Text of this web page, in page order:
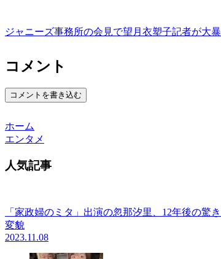
ジャニーズ事務所の会見で望月衣塑子記者が大
コメント
コメントを書き込む
ホーム
エンタメ
人気記事
「家政婦のミタ」出演の忽那汐里、12年後の驚
変貌
2023.11.08